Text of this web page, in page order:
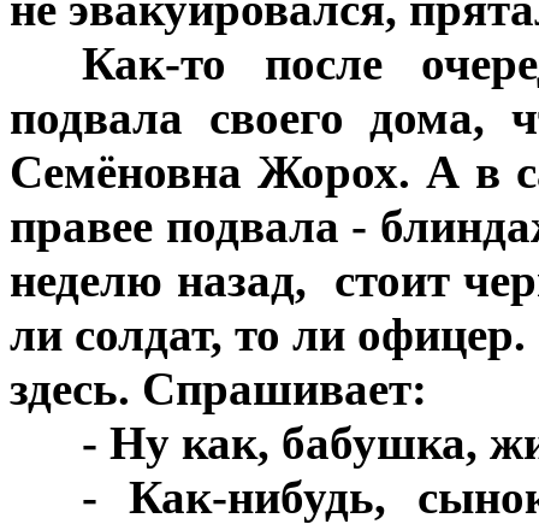
Как-то после
подвала своего дома,
Семёновна Жорох. А в
правее подвала -
неделю назад, стоит
ли солдат, то ли
здесь. Спрашивает:
- Ну как, бабушка,
- Как-нибудь,